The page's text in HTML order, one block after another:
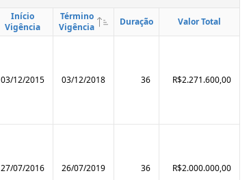
Início
Vigência
Término
Vigência
Duração Valor Total
03/12/2015 03/12/2018 36 R$2.271.600,00
27/07/2016 26/07/2019 36 R$2.000.000,00